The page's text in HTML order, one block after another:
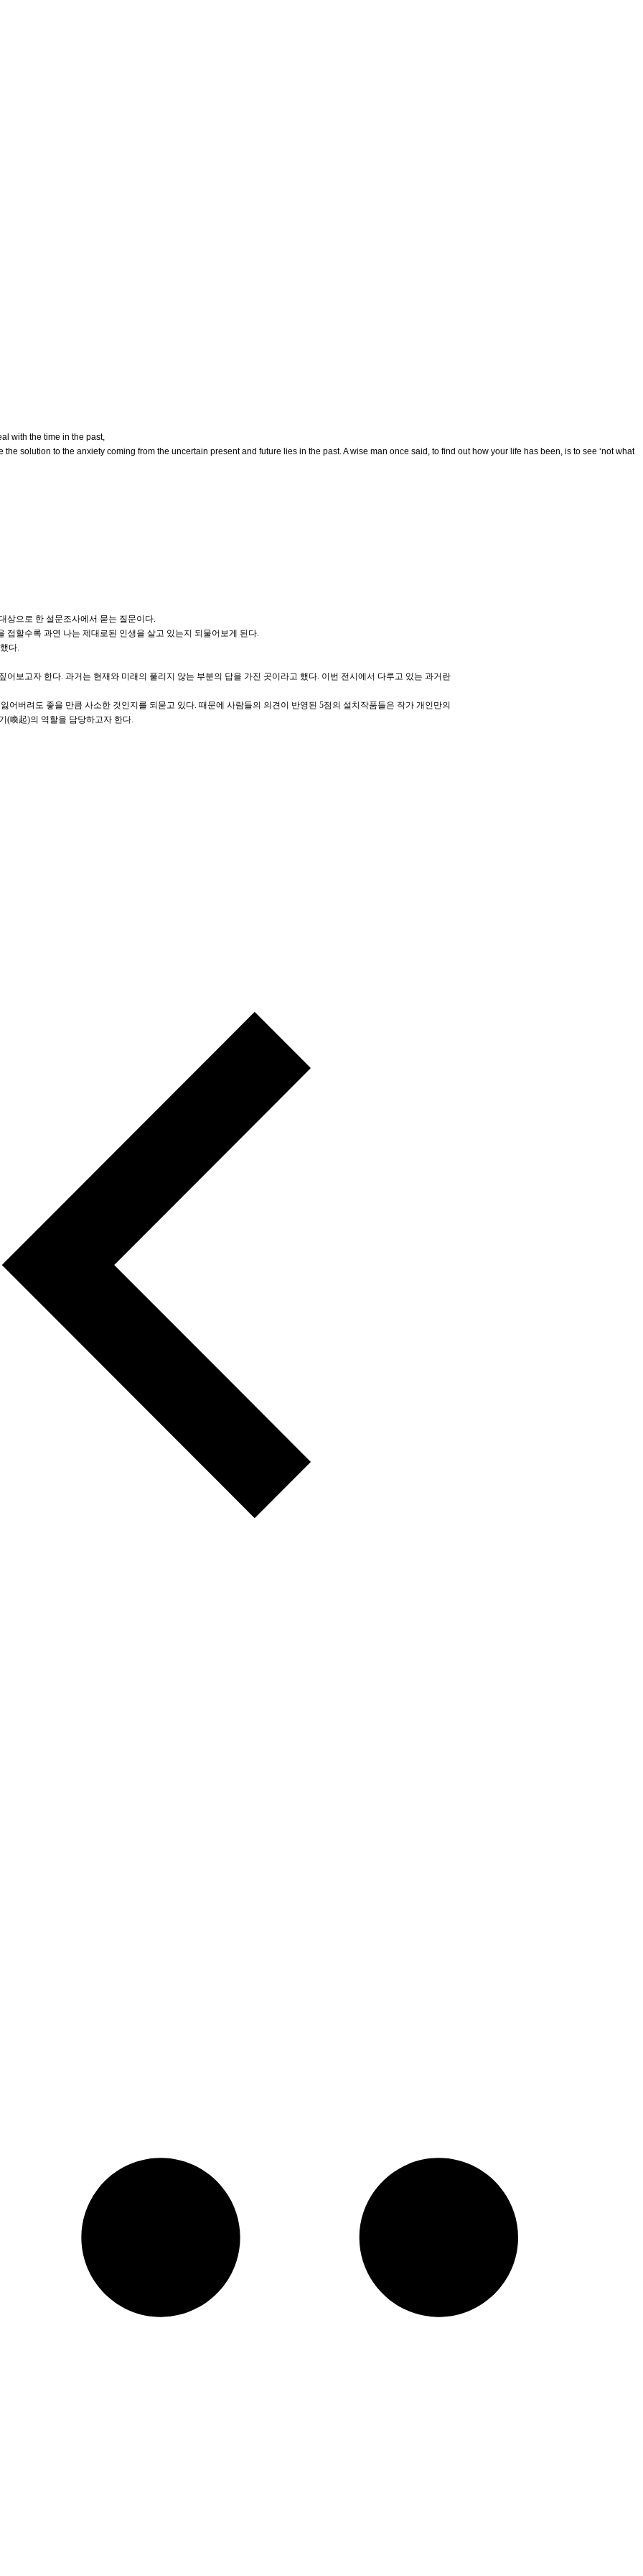
with the time in the past,
the solution to the anxiety coming from the uncertain present and future lies in the past. A wise man once said, to find out how your life has been, is to see ‘not what
상으로 한 설문조사에서 묻는 질문이다.
접할수록 과연 나는 제 대로된 인생을 살고 있는지 되물어보게 된다.
다.
보고자 한다. 과거는 현재와 미래의 풀리지 않는 부분의 답을 가진 곳이라고 했다. 이번 전시에서 다루고 있는 과거란
버려도 좋을 만큼 사소한 것인지를 되묻고 있다. 때문에 사람들의 의견이 반영된 5점의 설치작품들은 작가 개인만의
(喚起)의 역할을 담당하고자 한다.